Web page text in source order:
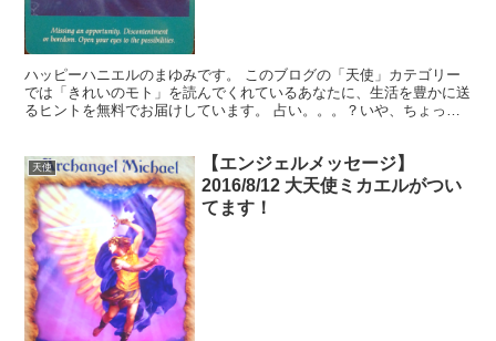
ハッピーハニエルのまゆみです。 このブログの「天使」カテゴリー
では「きれいのモト」を読んでくれているあなたに、生活を豊かに送
るヒントを無料でお届けしています。 占い。。。？いや、ちょっと
天使
【エンジェルメッセージ】
2016/8/12 大天使ミカエルがつい
てます！